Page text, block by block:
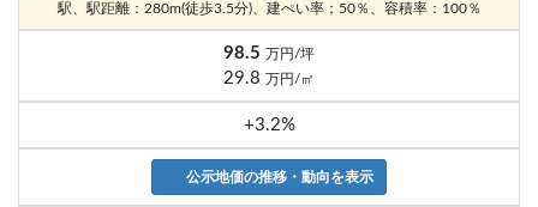
駅、駅距離：280m(徒歩3.5分)、建ぺい率；50％、容積率：100％
98.5 万円/坪
29.8 万円/㎡
+3.2%
公示地価の推移・動向を表示